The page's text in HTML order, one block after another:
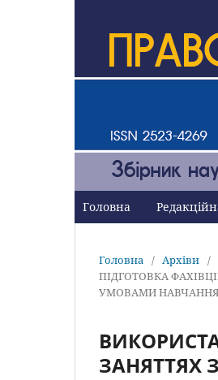
Головна
Головна / Архіви /
ПІДГОТОВКА
УМОВАМИ НАВЧАННЯ
ЗАНЯТТЯХ